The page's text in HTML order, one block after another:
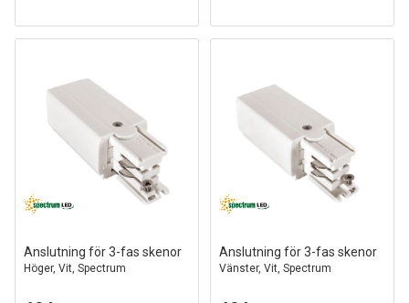
Anslutning för 3-fas skenor
Höger, Vit, Spectrum
Anslutning för 3-fas skenor
Vänster, Vit, Spectrum